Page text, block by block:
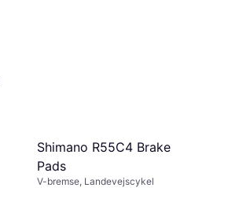
Shimano R55C4 Brake
Pads
V-bremse, Landevejscykel